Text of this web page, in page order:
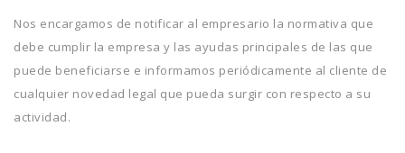
Nos encargamos de notificar al empresario la normativa que
debe cumplir la empresa y las ayudas principales de las que
puede beneficiarse e informamos periódicamente al cliente de
cualquier novedad legal que pueda surgir con respecto a su
actividad.